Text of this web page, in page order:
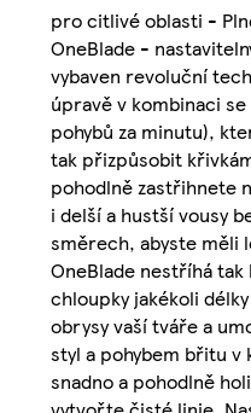
pro citlivé oblasti -
OneBlade -
vybaven revoluční
úpravě v kombinaci
pohybů za minutu),
tak přizpůsobit
pohodlně zastřihnete
i delší a hustší vousy
směrech, abyste měli
OneBlade nestříhá
chloupky jakékoli
obrysy vaší tváře a
styl a pohybem břitu
snadno a pohodlně